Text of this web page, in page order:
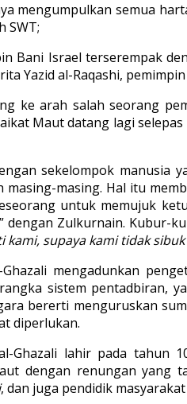
mengumpulkan semua
SWT;
Bani Israel terserempak
Yazid al-Raqashi,
ke arah salah seorang
Maut datang lagi
sekelompok manusia
masing-masing. Hal itu
untuk memujuk
” dengan Zulkurnain. Kubur-
kami, supaya kami tidak
mengadunkan
sistem pentadbiran,
bererti menguruskan
diperlukan.
Ghazali lahir pada tahun
dengan renungan yang
, dan juga pendidik